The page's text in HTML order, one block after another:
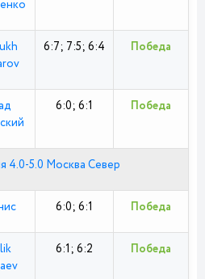
6:7; 7:5; 6:4 Победа
6:0; 6:1 Победа
4.0-5.0 Москва Север
6:0; 6:1 Победа
6:1; 6:2 Победа